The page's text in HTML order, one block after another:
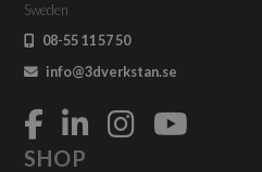
Sweden
08-55 11 57 50
info@3dverkstan.se
SHOP